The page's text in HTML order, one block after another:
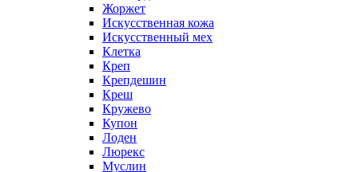
Жоржет
Искусственная кожа
Искусственный мех
Клетка
Креп
Крепдешин
Креш
Кружево
Купон
Лоден
Люрекс
Муслин